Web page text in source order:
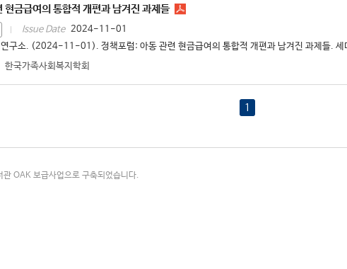
현금급여의 통합적 개편과 남겨진 과제들
Issue Date 2024-11-01
연구소. (2024-11-01). 정책포럼: 아동 관련 현금급여의 통합적 개편과 남겨진 과제들.
한국가족사회복지학회
1
OAK 보급사업으로 구축되었습니다.